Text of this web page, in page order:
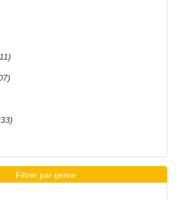
Filtrer par genre